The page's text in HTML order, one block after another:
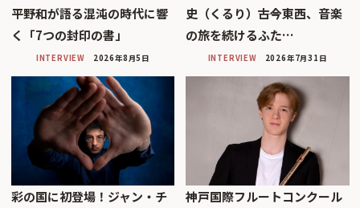
平野和が語る混沌の時代に響
く「7つの封印の書」
INTERVIEW 2026年8月5日
史（くるり）――古今東西、音楽
の旅を続けるふた…
INTERVIEW 2026年7月31日
彩の国に初登場！ジャン・チ
神戸国際フルートコンクール